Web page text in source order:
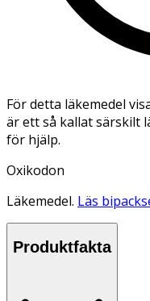
För detta läkemedel
är ett så kallat särskilt
för hjälp.
Oxikodon
Läkemedel. Läs
Produktfakta